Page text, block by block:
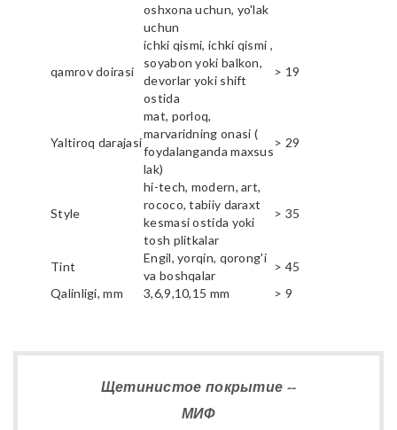
oshxona uchun, yo'lak
uchun
qamrov doirasi
ichki qismi, ichki qismi ,
soyabon yoki balkon,
devorlar yoki shift
ostida
> 19
Yaltiroq darajasi
mat, porloq,
marvaridning onasi (
foydalanganda maxsus
lak)
> 29
Style
hi-tech, modern, art,
rococo, tabiiy daraxt
kesmasi ostida yoki
tosh plitkalar
> 35
Tint
Engil, yorqin, qorong'i
va boshqalar
> 45
Qalinligi, mm
3,6,9,10,15 mm > 9
Щетинистое покрытие --
МИФ